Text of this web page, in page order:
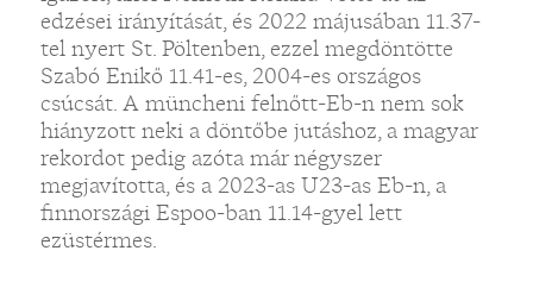
edzései irányítását, és 2022 májusában 11.37-
tel nyert St. Pöltenben, ezzel megdöntötte
Szabó Enikő 11.41-es, 2004-es országos
csúcsát. A müncheni felnőtt-Eb-n nem sok
hiányzott neki a döntőbe jutáshoz, a magyar
rekordot pedig azóta már négyszer
megjavította, és a 2023-as U23-as Eb-n, a
finnországi Espoo-ban 11.14-gyel lett
ezüstérmes.